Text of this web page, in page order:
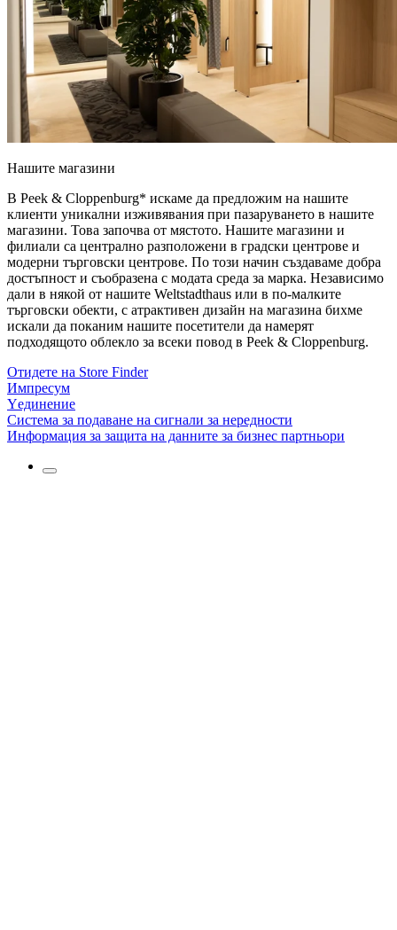
Нашите магазини
В Peek & Cloppenburg* искаме да предложим на нашите
клиенти уникални изживявания при пазаруването в нашите
магазини. Това започва от мястото. Нашите магазини и
филиали са централно разположени в градски центрове и
модерни търговски центрове. По този начин създаваме добра
достъпност и съобразена с модата среда за марка. Независимо
дали в някой от нашите Weltstadthaus или в по-малките
търговски обекти, с атрактивен дизайн на магазина бихме
искали да поканим нашите посетители да намерят
подходящото облекло за всеки повод в Peek & Cloppenburg.
Отидете на Store Finder
Импресум
Yединение
Система за подаване на сигнали за нередности
Информация за защита на данните за бизнес партньори